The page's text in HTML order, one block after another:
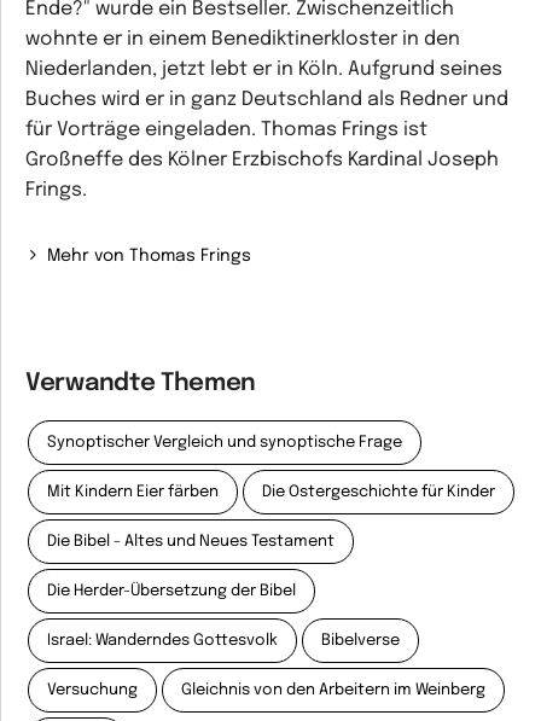
Ende?" wurde ein Bestseller. Zwischenzeitlich
wohnte er in einem Benediktinerkloster in den
Niederlanden, jetzt lebt er in Köln. Aufgrund seines
Buches wird er in ganz Deutschland als Redner und
für Vorträge eingeladen. Thomas Frings ist
Großneffe des Kölner Erzbischofs Kardinal Joseph
Frings.
Mehr von Thomas Frings
Verwandte Themen
Synoptischer Vergleich und synoptische Frage
Mit Kindern Eier färben Die Ostergeschichte für Kinder
Die Bibel - Altes und Neues Testament
Die Herder-Übersetzung der Bibel
Israel: Wanderndes Gottesvolk Bibelverse
Versuchung Gleichnis von den Arbeitern im Weinberg